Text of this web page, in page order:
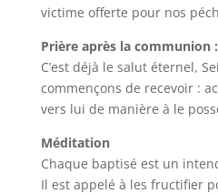
victime offerte pour nos
Prière après la communion :
C’est déjà le salut éternel,
commençons de recevoir :
vers lui de manière à le
Méditation
Chaque baptisé est un
Il est appelé à les fructifier